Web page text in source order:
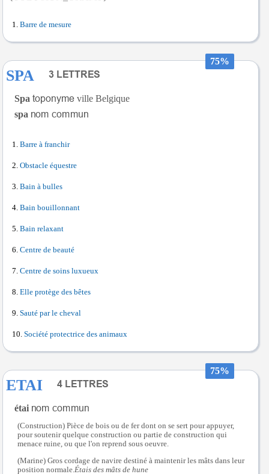
Barre de mesure
75%
SPA
Spa
ville Belgique
spa
Barre à franchir
Obstacle équestre
Bain à bulles
Bain bouillonnant
Bain relaxant
Centre de beauté
Centre de soins luxueux
Elle protège des bêtes
Sauté par le cheval
Société protectrice des animaux
75%
ETAI
étai
(Construction) Pièce de bois ou de fer dont on se sert pour appuyer,
pour soutenir quelque construction ou partie de construction qui
menace ruine, ou que l'on reprend sous oeuvre.
(Marine) Gros cordage de navire destiné à maintenir les mâts dans leur
position normale. Étais des mâts de hune